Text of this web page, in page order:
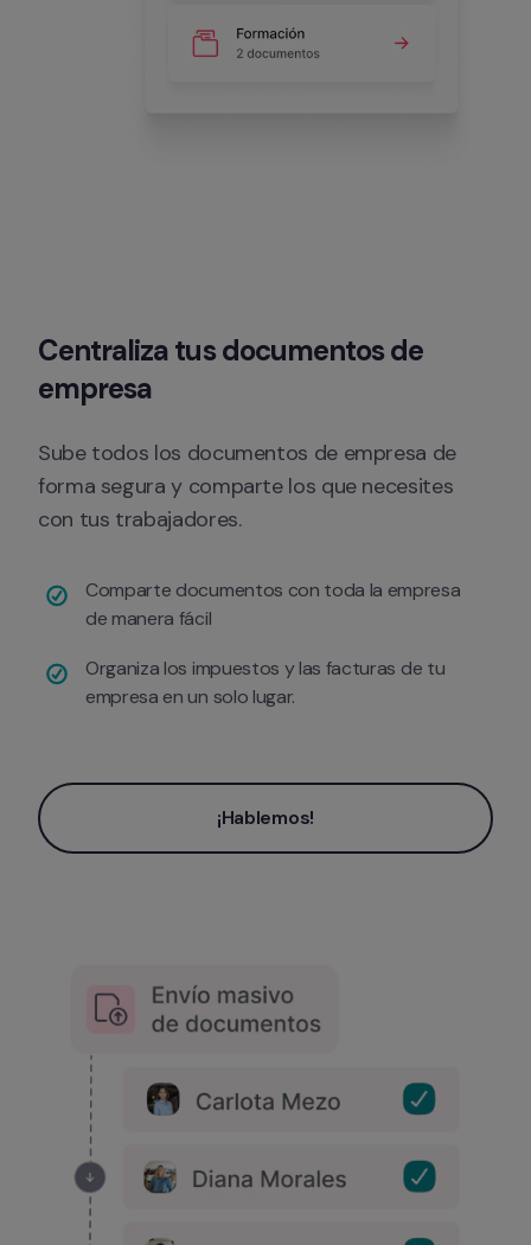
Centraliza tus documentos de
empresa
Sube todos los documentos de empresa de
forma segura y comparte los que necesites
con tus trabajadores.
Comparte documentos con toda la empresa
de manera fácil
Organiza los impuestos y las facturas de tu
empresa en un solo lugar.
¡Hablemos!